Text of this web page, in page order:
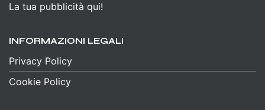
La tua pubblicità qui!
INFORMAZIONI LEGALI
Privacy Policy
Cookie Policy